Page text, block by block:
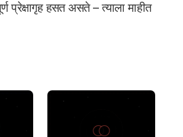
प्रेक्षागृह हसत असते – त्याला माहीत